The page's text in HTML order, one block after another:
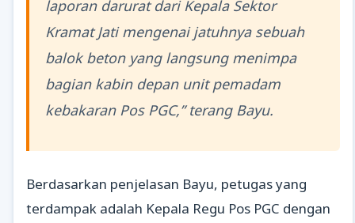
laporan darurat dari Kepala Sektor
Kramat Jati mengenai jatuhnya sebuah
balok beton yang langsung menimpa
bagian kabin depan unit pemadam
kebakaran Pos PGC,” terang Bayu.
Berdasarkan penjelasan Bayu, petugas yang
terdampak adalah Kepala Regu Pos PGC dengan